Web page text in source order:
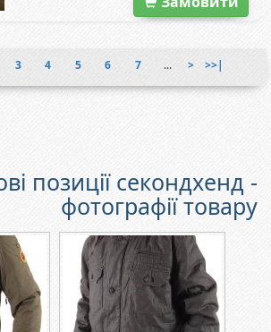
3 4 5 6 7 ... > >>|
позиції секондхенд -
фотографії товару